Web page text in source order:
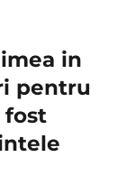
in
pentru
fost